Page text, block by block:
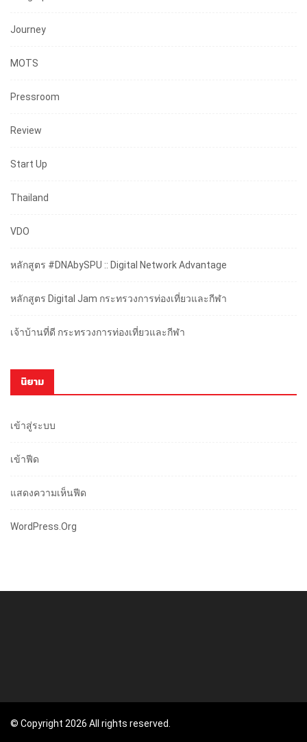
Journey
MOTS
Pressroom
Review
Start Up
Thailand
VDO
หลักสูตร #DNAbySPU :: Digital Network Advantage
หลักสูตร Digital Jam กระทรวงการท่องเที่ยวและกีฬา
เจ้าบ้านที่ดี กระทรวงการท่องเที่ยวและกีฬา
นิยาม
เข้าสู่ระบบ
เข้าฟีด
แสดงความเห็นฟีด
WordPress.org
© Copyright 2026 All rights reserved.